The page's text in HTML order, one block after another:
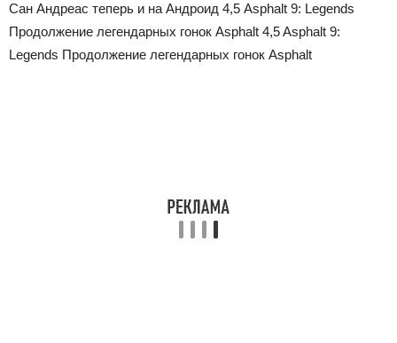
Сан Андреас теперь и на Андроид 4,5 Asphalt 9: Legends
Продолжение легендарных гонок Asphalt 4,5 Asphalt 9:
Legends Продолжение легендарных гонок Asphalt